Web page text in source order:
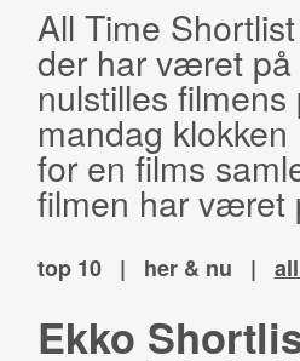
All Time
der har været på
nulstilles
mandag
for en films
filmen har været
top 10 | her & nu |
Ekko